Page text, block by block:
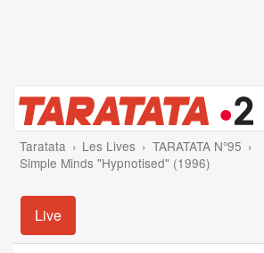
Taratata Les Lives
TARATATA N°95
Simple Minds "Hypnotised" (1996)
Live